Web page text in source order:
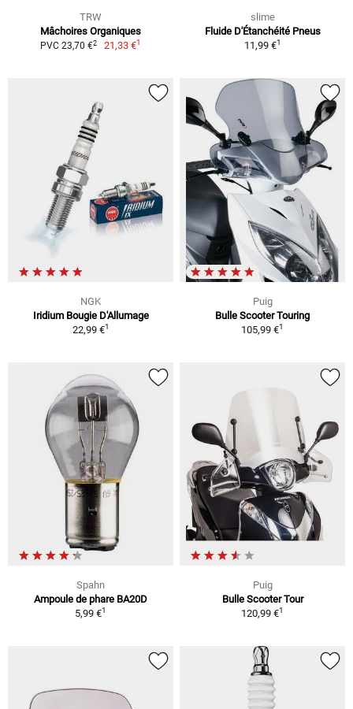
TRW
Mâchoires Organiques
PVC 23,70 €2 21,33 €1
slime
Fluide D'Étanchéité Pneus
11,99 €1
NGK
Iridium Bougie D'Allumage
22,99 €1
Puig
Bulle Scooter Touring
105,99 €1
Spahn
Ampoule de phare BA20D
5,99 €1
Puig
Bulle Scooter Tour
120,99 €1